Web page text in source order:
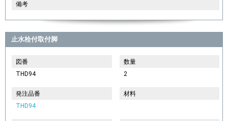
備考
止水栓付取付脚
図番
THD94
数量
2
発注品番
THD94
材料